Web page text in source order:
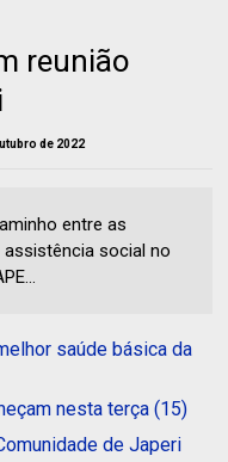
reunião
de 2022
entre as
social no
saúde básica da
nesta terça (15)
de Japeri